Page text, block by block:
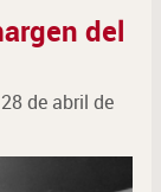
del
de abril de